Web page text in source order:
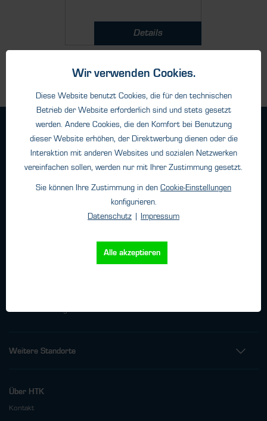
Details
Geschäftsbedingungen
Datenschutz
Oehleckerring 32 • 22419 Hamburg
Weitere Standorte
Über HTK
Kontakt
Wir verwenden Cookies.
Diese Website benutzt Cookies, die für den technischen
Betrieb der Website erforderlich sind und stets gesetzt
werden. Andere Cookies, die den Komfort bei Benutzung
dieser Website erhöhen, der Direktwerbung dienen oder die
Interaktion mit anderen Websites und sozialen Netzwerken
vereinfachen sollen, werden nur mit Ihrer Zustimmung gesetzt.
Sie können Ihre Zustimmung in den Cookie-Einstellungen
konfigurieren.
Datenschutz
Impressum
Alle akzeptieren